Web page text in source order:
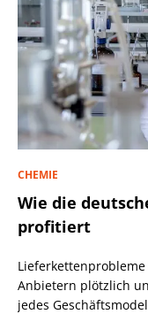
CHEMIE
Wie die
profitiert
Anbietern plötzlich
jedes